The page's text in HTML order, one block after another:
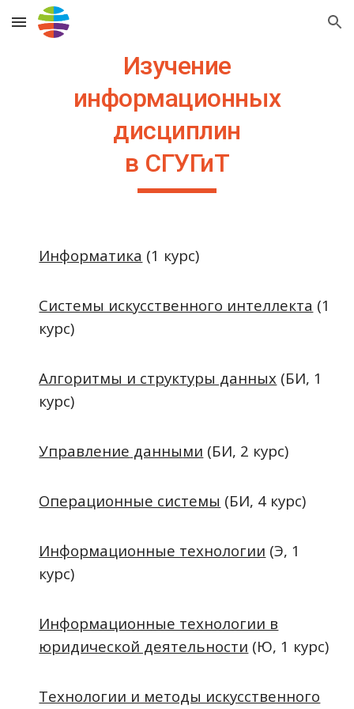
Skip to main content Skip to navigation
Изучение
информационных
дисциплин
в СГУГиТ
Информатика (1 курс)
Системы искусственного интеллекта (1
курс)
Алгоритмы и структуры данных (БИ, 1
курс)
Управление данными (БИ, 2 курс)
Операционные системы (БИ, 4 курс)
Информационные технологии (Э, 1
курс)
Информационные технологии в
юридической деятельности (Ю, 1 курс)
Технологии и методы искусственного